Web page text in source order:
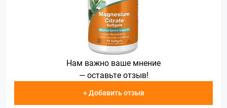
Нам важно ваше мнение
— оставьте отзыв!
+ Добавить отзыв